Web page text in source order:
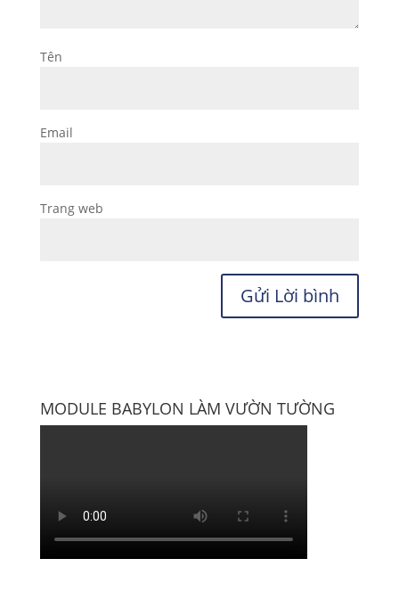
Tên
Email
Trang web
MODULE BABYLON LÀM VƯỜN TƯỜNG